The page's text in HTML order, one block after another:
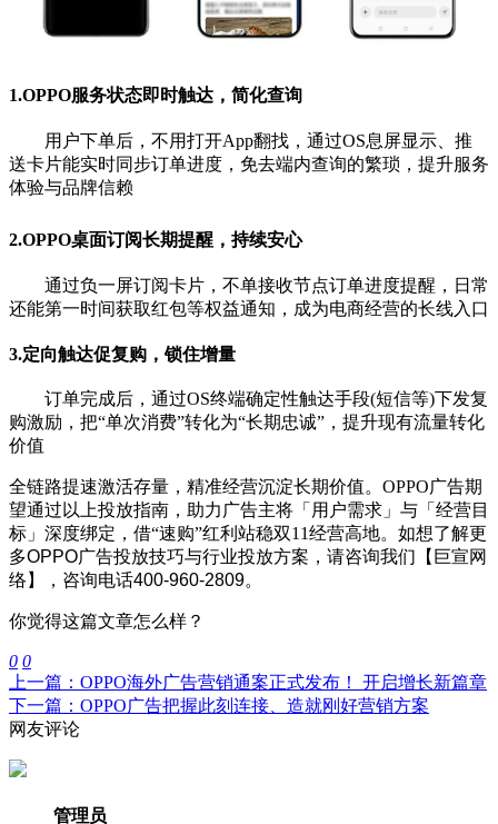
1.OPPO服务状态即时触达，简化查询
用户下单后，不用打开App翻找，通过OS息屏显示、推
送卡片能实时同步订单进度，免去端内查询的繁琐，提升服务
体验与品牌信赖
2.OPPO桌面订阅长期提醒，持续安心
通过负一屏订阅卡片，不单接收节点订单进度提醒，日 常
还能第一时间获取红包等权益通知，成为电商经营的长线入口
3.定向触达促复购，锁住增量
订单完成后，通过OS终端确定性触达手段(短信等)下发复
购激励，把“单次消费”转化为“长期忠诚”，提升现有流量转化
价值
全链路提速激活存量，精准经营沉淀长期价值。OPPO广告期
望通过以上投放指南，助力广告主将「用户需求」与「经营目
标」深度绑定，借“速购”红利站稳双11经营高地。 如想了解更
多OPPO广告投放技巧与行业投放方案，请咨询我们【 巨宣网
络】，咨询电话400-960-2809。
你觉得这篇文章怎么样？
0 0
上一篇：OPPO海外广告营销通案正式发布！ 开启增长新篇章
下一篇：OPPO广告把握此刻连接、造就刚好营销方案
网友评论
管理员